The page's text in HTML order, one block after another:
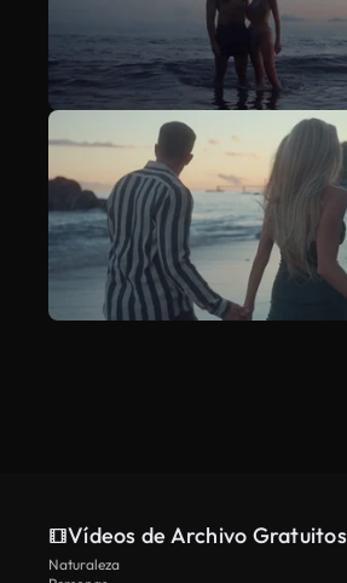
Vídeos de Archivo Gratuitos
Naturaleza